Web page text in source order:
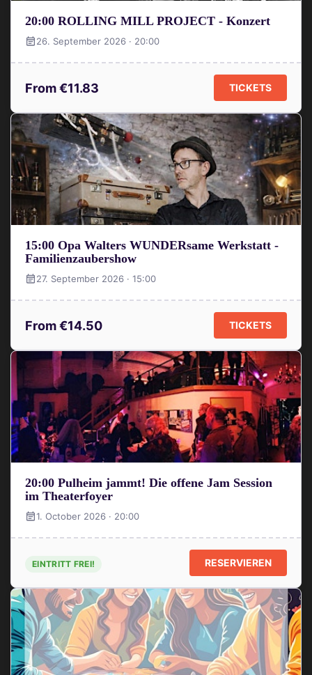
20:00 ROLLING MILL PROJECT - Konzert
26. September 2026 · 20:00
From €11.83 TICKETS
15:00 Opa Walters WUNDERsame Werkstatt -
Familienzaubershow
27. September 2026 · 15:00
From €14.50 TICKETS
20:00 Pulheim jammt! Die offene Jam Session
im Theaterfoyer
1. October 2026 · 20:00
EINTRITT FREI! RESERVIEREN